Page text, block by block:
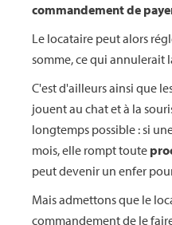
commandement de
Le locataire peut alors
somme, ce qui annulerait
C'est d'ailleurs ainsi que
jouent au chat et à la
longtemps possible : si
mois, elle rompt toute
peut devenir un enfer
Mais admettons que le
commandement de le